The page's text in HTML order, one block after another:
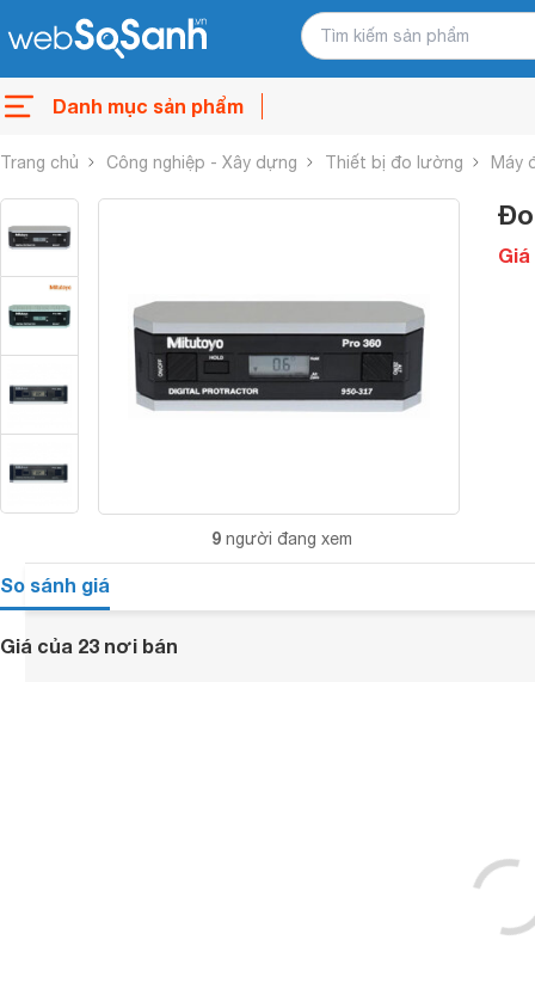
Danh mục sản phẩm
Trang chủ Công nghiệp - Xây dựng Thiết bị đo lường Máy
9 người đang xem
Giá
So sánh giá
Giá của 23 nơi bán